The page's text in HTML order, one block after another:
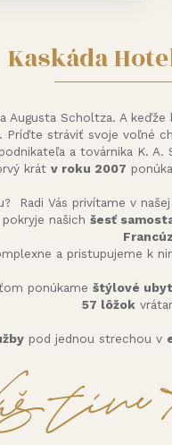
Kaskáda
Augusta Scholtza. A
. Príďte stráviť svoje voľné
a továrnika K. A.
krát v roku 2007
Radi Vás privítame v
našich šesť
a pristupujeme k
ponúkame štýlové
57 lôžok
pod jednou strechou v